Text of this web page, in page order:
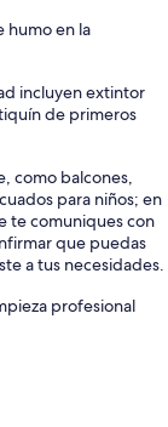
humo en la
incluyen extintor
de primeros
como balcones,
para niños; en
te comuniques con
que puedas
a tus necesidades.
profesional